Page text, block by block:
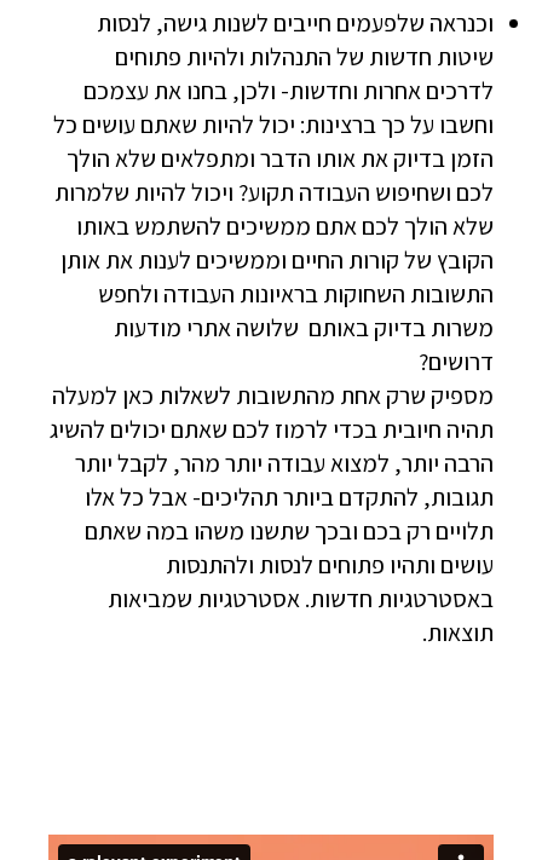
וכנראה שלפעמים חייבים לשנות גישה, לנסות
שיטות חדשות של התנהלות ולהיות פתוחים
לדרכים אחרות וחדשות- ולכן, בחנו את עצמכם
וחשבו על כך ברצינות: יכול להיות שאתם עושים כל
הזמן בדיוק את אותו הדבר ומתפלאים שלא הולך
לכם ושחיפוש העבודה תקוע? ויכול להיות שלמרות
שלא הולך לכם אתם ממשיכים להשתמש באותו
הקובץ של קורות החיים וממשיכים לענות את אותן
התשובות השחוקות בראיונות העבודה ולחפש
משרות בדיוק באותם שלושה אתרי מודעות
דרושים?
מספיק שרק אחת מהתשובות לשאלות כאן למעלה
תהיה חיובית בכדי לרמוז לכם שאתם יכולים להשיג
הרבה יותר, למצוא עבודה יותר מהר, לקבל יותר
תגובות, להתקדם ביותר תהליכים- אבל כל אלו
תלויים רק בכם ובכך שתשנו משהו במה שאתם
עושים ותהיו פתוחים לנסות ולהתנסות
באסטרטגיות חדשות. אסטרטגיות שמביאות
תוצאות.